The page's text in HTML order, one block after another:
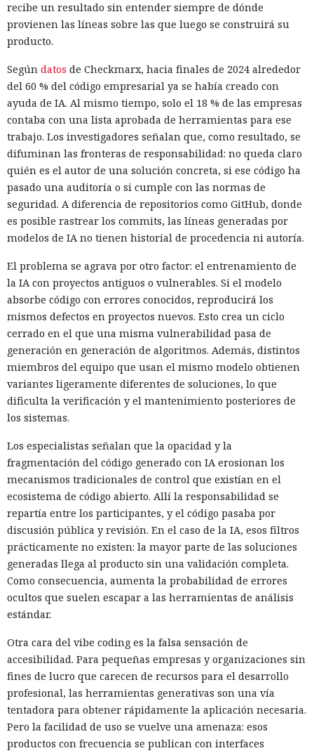
recibe un resultado sin entender siempre de dónde
provienen las líneas sobre las que luego se construirá su
producto.
Según datos de Checkmarx, hacia finales de 2024 alrededor
del 60 % del código empresarial ya se había creado con
ayuda de IA. Al mismo tiempo, solo el 18 % de las empresas
contaba con una lista aprobada de herramientas para ese
trabajo. Los investigadores señalan que, como resultado, se
difuminan las fronteras de responsabilidad: no queda claro
quién es el autor de una solución concreta, si ese código ha
pasado una auditoría o si cumple con las normas de
seguridad. A diferencia de repositorios como GitHub, donde
es posible rastrear los commits, las líneas generadas por
modelos de IA no tienen historial de procedencia ni autoría.
El problema se agrava por otro factor: el entrenamiento de
la IA con proyectos antiguos o vulnerables. Si el modelo
absorbe código con errores conocidos, reproducirá los
mismos defectos en proyectos nuevos. Esto crea un ciclo
cerrado en el que una misma vulnerabilidad pasa de
generación en generación de algoritmos. Además, distintos
miembros del equipo que usan el mismo modelo obtienen
variantes ligeramente diferentes de soluciones, lo que
dificulta la verificación y el mantenimiento posteriores de
los sistemas.
Los especialistas señalan que la opacidad y la
fragmentación del código generado con IA erosionan los
mecanismos tradicionales de control que existían en el
ecosistema de código abierto. Allí la responsabilidad se
repartía entre los participantes, y el código pasaba por
discusión pública y revisión. En el caso de la IA, esos filtros
prácticamente no existen: la mayor parte de las soluciones
generadas llega al producto sin una validación completa.
Como consecuencia, aumenta la probabilidad de errores
ocultos que suelen escapar a las herramientas de análisis
estándar.
Otra cara del vibe coding es la falsa sensación de
accesibilidad. Para pequeñas empresas y organizaciones sin
fines de lucro que carecen de recursos para el desarrollo
profesional, las herramientas generativas son una vía
tentadora para obtener rápidamente la aplicación necesaria.
Pero la facilidad de uso se vuelve una amenaza: esos
productos con frecuencia se publican con interfaces